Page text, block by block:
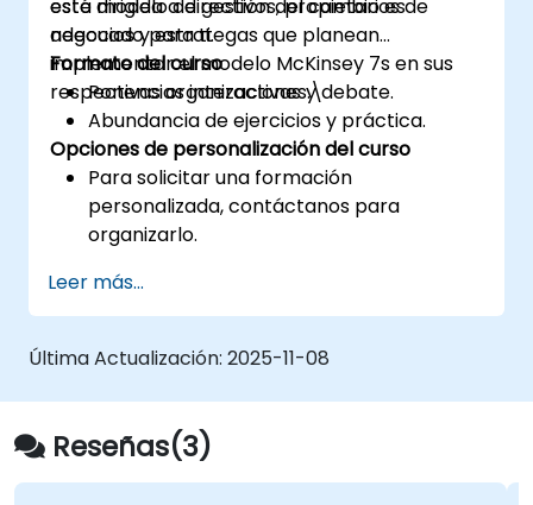
este modelo de gestión del cambio es
adecuado para ti.
está dirigida a directivos, propietarios de
negocios y estrategas que planean
implementar el modelo McKinsey 7s en sus
respectivas organizaciones.\
Formato del curso
Ponencias interactivas y debate.
Abundancia de ejercicios y práctica.
Opciones de personalización del curso
Para solicitar una formación
personalizada, contáctanos para
organizarlo.
Leer más...
Última Actualización: 2025-11-08
Reseñas(3)